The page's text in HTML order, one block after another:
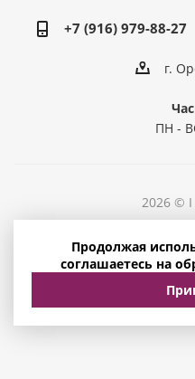
+7 (916) 979-88-27
г.
ПН -
2026 © I
Политика
Соглашение на
Продолжая
соглашаетесь на